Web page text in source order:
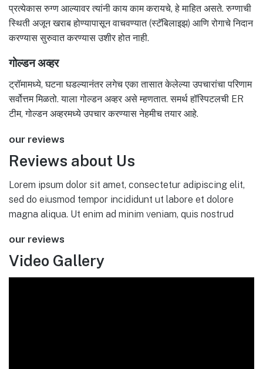
प्रत्येकास रुग्ण आल्यावर त्यांनी काय काम करायचे, हे माहित असते. रुग्णाची
स्थिती अजून खराब होण्यापासून वाचवण्यात (स्टॅबिलाइझ) आणि रोगाचे निदान
करण्यास सुरुवात करण्यास उशीर होत नाही.
गोल्डन अव्हर
ट्रॉमामध्ये, घटना घडल्यानंतर लगेच एका तासात केलेल्या उपचारांचा परिणाम
सर्वोत्तम मिळतो. याला गोल्डन अव्हर असे म्हणतात. समर्थ हॉस्पिटलची ER
टीम, गोल्डन अव्हरमध्ये उपचार करण्यास नेहमीच तयार आहे.
our reviews
Reviews about Us
Lorem ipsum dolor sit amet, consectetur adipiscing elit,
sed do eiusmod tempor incididunt ut labore et dolore
magna aliqua. Ut enim ad minim veniam, quis nostrud
our reviews
Video Gallery